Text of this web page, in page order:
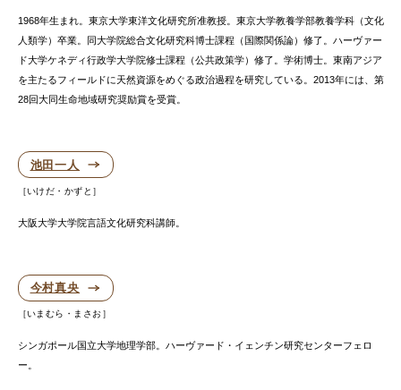
1968年生まれ。東京大学東洋文化研究所准教授。東京大学教養学部教養学科（文化
人類学）卒業。同大学院総合文化研究科博士課程（国際関係論）修了。ハーヴァー
ド大学ケネディ行政学大学院修士課程（公共政策学）修了。学術博士。東南アジア
を主たるフィールドに天然資源をめぐる政治過程を研究している。2013年には、第
28回大同生命地域研究奨励賞を受賞。
池田一人
いけだ・かずと
大阪大学大学院言語文化研究科講師。
今村真央
いまむら・まさお
シンガポール国立大学地理学部。ハーヴァード・イェンチン研究センターフェロ
ー。